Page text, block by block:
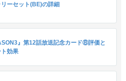
リーセット(BE)の詳細
』第12話放送記念カード⑧評価と
効果